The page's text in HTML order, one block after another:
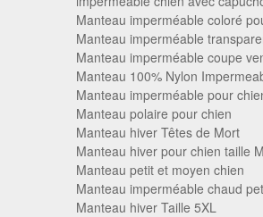
Manteau imperméable coloré
Manteau imperméable
Manteau imperméable coupe
Manteau 100% Nylon
Manteau imperméable pour
Manteau polaire pour chien
Manteau hiver Têtes de Mort
Manteau hiver pour chien taille M
Manteau petit et moyen chien
Manteau imperméable chaud
Manteau hiver Taille 5XL